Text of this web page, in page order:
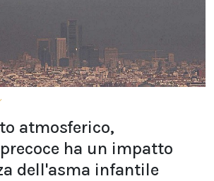
atmosferico,
ha un impatto
dell'asma infantile